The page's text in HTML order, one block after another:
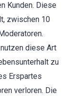
Kunden. Diese
zwischen 10
diese Art
zu
Erspartes
verloren. Die